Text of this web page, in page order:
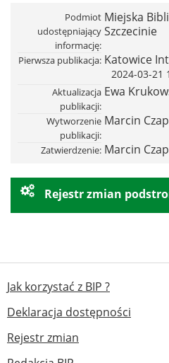
Podmiot
udostępniający
informację
Miejska
Szczecinie
Pierwsza publikacja Katowice
2024-03-21
Aktualizacja
publikacji
Ewa
Wytworzenie
publikacji
Marcin
Zatwierdzenie Marcin
Rejestr zmian
Jak korzystać z BIP ?
Deklaracja dostępności
Rejestr zmian